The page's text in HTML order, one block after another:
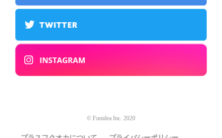
© Funidea Inc. 2020